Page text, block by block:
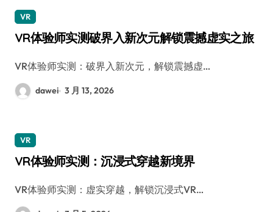
VR
VR体验师实测破界入新次元解锁震撼虚实之旅
VR体验师实测：破界入新次元，解锁震撼虚…
dawei 3 月 13, 2026
VR
VR体验师实测：沉浸式穿越新境界
VR体验师实测：虚实穿越，解锁沉浸式VR…